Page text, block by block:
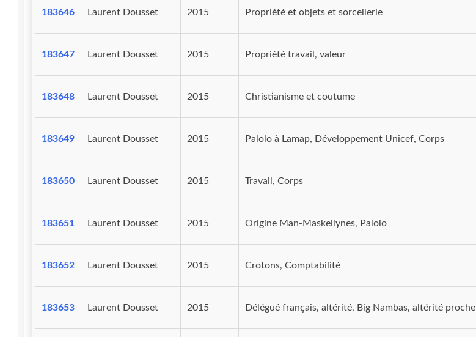
183646 Laurent Dousset 2015 Propriété et objets et sorcellerie
183647 Laurent Dousset 2015 Propriété travail, valeur
183648 Laurent Dousset 2015 Christianisme et coutume
183649 Laurent Dousset 2015 Palolo à Lamap, Développement Unicef, Corps
183650 Laurent Dousset 2015 Travail, Corps
183651 Laurent Dousset 2015 Origine Man-Maskellynes, Palolo
183652 Laurent Dousset 2015 Crotons, Comptabilité
183653 Laurent Dousset 2015 Délégué français, altérité, Big Nambas, altérité proche